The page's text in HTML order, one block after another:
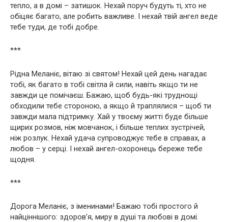
тепло, а в домі – затишок. Нехай поруч будуть ті, хто не
обіцяє багато, але робить важливе. І нехай твій ангел веде
тебе туди, де тобі добре.
***
Рідна Меланіє, вітаю зі святом! Нехай цей день нагадає
тобі, як багато в тобі світла й сили, навіть якщо ти не
завжди це помічаєш. Бажаю, щоб будь-які труднощі
обходили тебе стороною, а якщо й траплялися – щоб ти
завжди мала підтримку. Хай у твоєму житті буде більше
щирих розмов, ніж мовчанок, і більше теплих зустрічей,
ніж розлук. Нехай удача супроводжує тебе в справах, а
любов – у серці. І нехай ангел-охоронець береже тебе
щодня.
***
Дорога Меланіє, з іменинами! Бажаю тобі простого й
найціннішого: здоров’я, миру в душі та любові в домі.